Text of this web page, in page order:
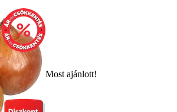
Most ajánlott!